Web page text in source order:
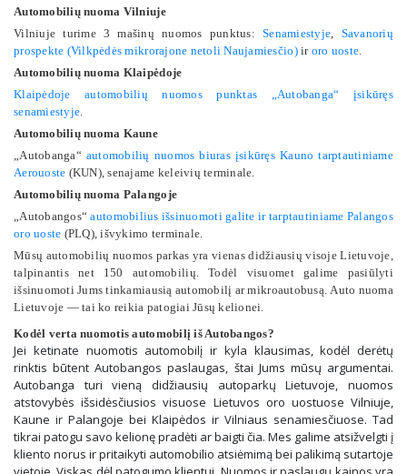
Automobilių nuoma Vilniuje
Vilniuje turime 3 mašinų nuomos punktus:Senamiestyje
Savanorių
prospekte (Vilkpėdės mikrorajone netoli Naujamiesčio)ir oro uoste
Automobilių nuoma Klaipėdoje
Klaipėdoje automobilių nuomos punktas „Autobanga“ įsikūręs
senamiestyje
Automobilių nuoma Kaune
„Autobanga“ automobilių nuomos biuras įsikūręs Kauno tarptautiniame
Aerouoste (KUN), senajame keleivių terminale.
Automobilių nuoma Palangoje
„Autobangos“automobilius išsinuomoti galite ir tarptautiniame Palangos
oro uoste (PLQ), išvykimo terminale.
Mūsų automobilių nuomos parkas yra vienas didžiausių visoje Lietuvoje,
talpinantis net 150 automobilių. Todėl visuomet galime pasiūlyti
išsinuomoti Jums tinkamiausią automobilį ar mikroautobusą. Auto nuoma
Lietuvoje — tai ko reikia patogiai Jūsų kelionei.
Kodėl verta nuomotis automobilį iš Autobangos?
Jei ketinate nuomotis automobilį ir kyla klausimas, kodėl derėtų
rinktis būtent Autobangos paslaugas, štai Jums mūsų argumentai.
Autobanga turi vieną didžiausių autoparkų Lietuvoje, nuomos
atstovybės išsidėsčiusios visuose Lietuvos oro uostuose Vilniuje,
Kaune ir Palangoje bei Klaipėdos ir Vilniaus senamiesčiuose. Tad
tikrai patogu savo kelionę pradėti ar baigti čia. Mes galime atsižvelgti į
kliento norus ir pritaikyti automobilio atsiėmimą bei palikimą sutartoje